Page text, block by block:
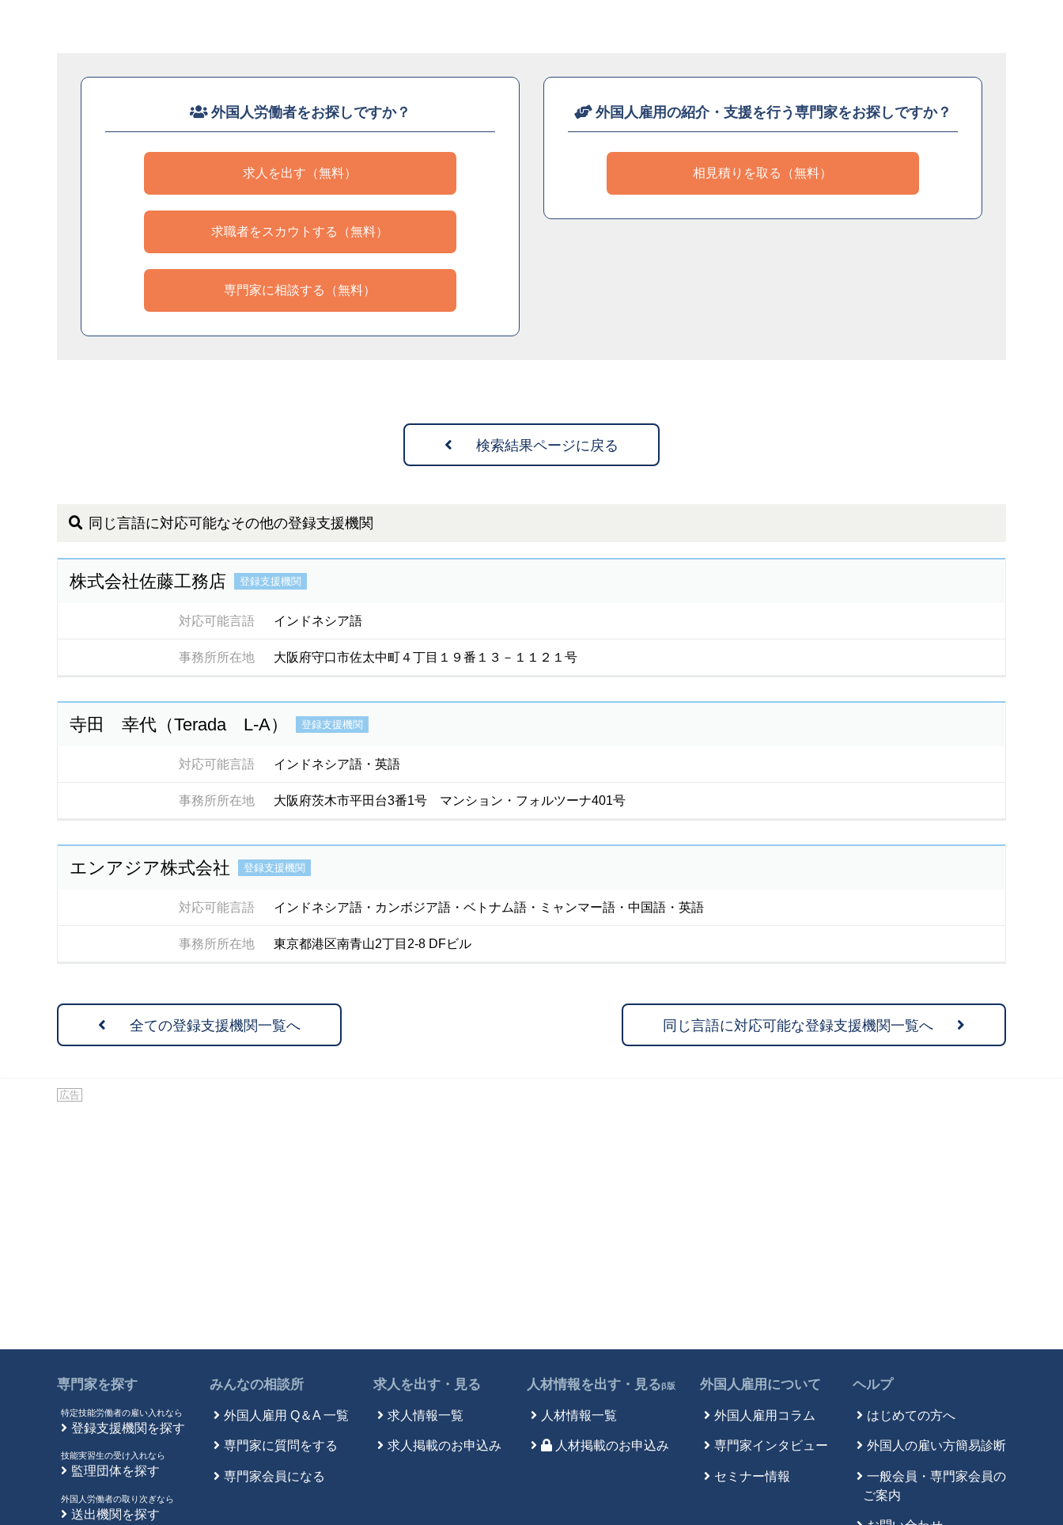
外国人労働者をお探しですか？
求人を出す（無料）
求職者をスカウトする（無料）
専門家に相談する（無料）
外国人雇用の紹介・支援を行う専門家をお探しですか？
相見積りを取る（無料）
検索結果ページに戻る
同じ言語に対応可能なその他の登録支援機関
株式会社佐藤工務店 登録支援機関
対応可能言語 インドネシア語
事務所所在地 大阪府守口市佐太中町４丁目１９番１３－１１２１号
寺田 幸代（Terada L-A） 登録支援機関
対応可能言語 インドネシア語・英語
事務所所在地 大阪府茨木市平田台3番1号 マンション・フォルツーナ401号
エンアジア株式会社 登録支援機関
対応可能言語 インドネシア語・カンボジア語・ベトナム語・ミャンマー語・中国語・英語
事務所所在地 東京都港区南青山2丁目2-8 DFビル
全ての登録支援機関一覧へ 同じ言語に対応可能な登録支援機関一覧へ
広告
専門家を探す
特定技能労働者の雇い入れなら
登録支援機関を探す
技能実習生の受け入れなら
監理団体を探す
外国人労働者の取り次ぎなら
送出機関を探す
みんなの相談所
外国人雇用 Q＆A 一覧
専門家に質問をする
専門家会員になる
求人を出す・見る
求人情報一覧
求人掲載のお申込み
人材情報を出す・見るβ版
人材情報一覧
人材掲載のお申込み
外国人雇用について
外国人雇用コラム
専門家インタビュー
セミナー情報
ヘルプ
はじめての方へ
外国人の雇い方簡易診断
一般会員・専門家会員の
ご案内